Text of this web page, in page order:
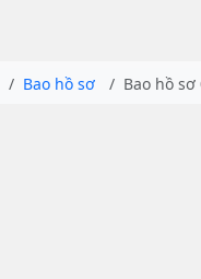
Bao hồ sơ Bao hồ sơ